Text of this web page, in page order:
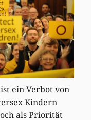
ein Verbot von
Kindern
als Priorität